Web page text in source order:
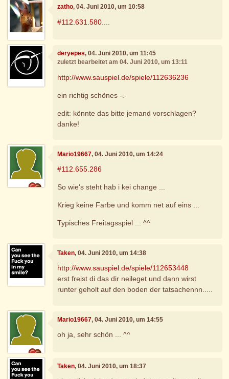
zatho, 04. Juni 2010, um 10:58
#112.631.580
deryepes, 04. Juni 2010, um 11:45
zuletzt bearbeitet am 04. Juni 2010, um 13:11
http://www.sauspiel.de/spiele/112636236
ein richtig schönes -.-
edit: könnte das bitte jemand vorschlagen?
danke!
Mario19667, 04. Juni 2010, um 14:24
#112.655.286
So wie's steht hab i kei change ...
Krieg keine Farbe und komm net auf eins ...
Typisches Freitagsspiel ... ^^
Taken, 04. Juni 2010, um 14:38
http://www.sauspiel.de/spiele/112653448
erst freist di das dir neileget und dann wirst
runter geholt auf den boden der tatsachennn.....
Mario19667, 04. Juni 2010, um 14:55
oh ja, sehr schön ... ^^
Taken, 04. Juni 2010, um 18:37